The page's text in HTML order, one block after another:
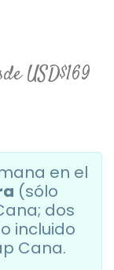
USD$169
en el
(sólo
dos
incluido
Cana.